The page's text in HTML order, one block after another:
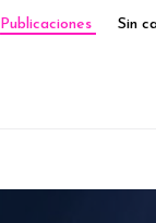
Publicaciones
Sin